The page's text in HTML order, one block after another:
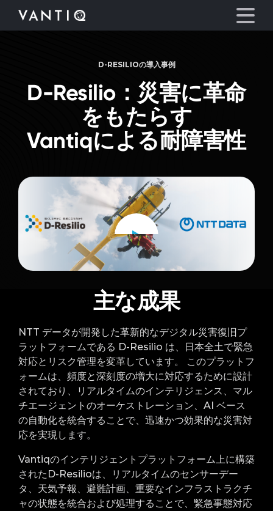
パートナーシップ
お役立ち情報
会社情報
D-RESILIOの導入事例
D-Resilio：災害に革命
をもたらす
Vantiqによる耐障害性
Watch
video
主な成果
NTT データが開発した革新的なデジタル災害復旧プ
ラットフォームである D-Resilio は、日本全土で緊急
対応とリスク管理を変革しています。 このプラットフ
ォームは、頻度と深刻度の増大に対応するために設計
されており、リアルタイムのインテリジェンス、マル
チエージェントのオーケストレーション、AI ベース
の自動化を統合することで、迅速かつ効果的な災害対
応を実現します。
Vantiqのインテリジェントプラットフォーム上に構築
されたD-Resilioは、リアルタイムのセンサーデー
タ、天気予報、避難計画、重要なインフラストラクチ
ャの状態を統合および処理することで、緊急事態対応